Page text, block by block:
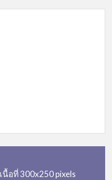
อที่ 300x250 pixels